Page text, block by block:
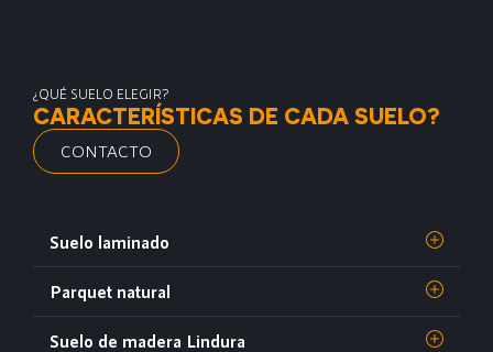
¿QUÉ SUELO ELEGIR?
CARACTERÍSTICAS DE CADA SUELO?
CONTACTO
Suelo laminado
Parquet natural
Suelo de madera Lindura